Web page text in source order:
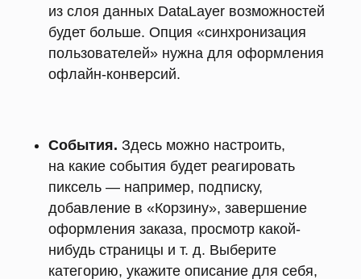
из слоя данных DataLayer возможностей
будет больше. Опция «синхронизация
пользователей» нужна для оформления
офлайн-конверсий.
События. Здесь можно настроить,
на какие события будет реагировать
пиксель — например, подписку,
добавление в «Корзину», завершение
оформления заказа, просмотр какой-
нибудь страницы и т. д. Выберите
категорию, укажите описание для себя,